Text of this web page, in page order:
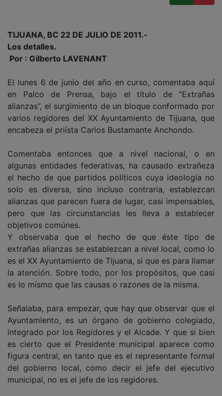
TIJUANA, BC 22 DE JULIO DE 2011.-
Los detalles.
Por : Gilberto LAVENANT
El lunes 6 de junio del año en curso, comentaba aquí
en Palco de Prensa, bajo el título de “Extrañas
alianzas”, el surgimiento de un bloque conformado por
varios regidores del XX Ayuntamiento de Tijuana, que
encabeza el priísta Carlos Bustamante Anchondo.
Comentaba entonces que a nivel nacional, o en
algunas entidades federativas, ha causado extrañeza
el hecho de que partidos políticos cuya ideología no
solo es diversa, sino incluso contraria, establezcan
alianzas que parecen fuera de lugar, casi impensables,
pero que las circunstancias les lleva a establecer
objetivos comúnes.
Y observaba que el hecho de que éste tipo de
extrañas alianzas se establezcan a nivel local, como lo
es el XX Ayuntamiento de Tijuana, sí que es para llamar
la atención. Sobre todo, por los propósitos, que casi
es lo mismo que las causas o razones de la misma.
Señalaba, para empezar, que hay que observar que el
Ayuntamiento, es un órgano de gobierno colegiado,
integrado por los Regidores y el Alcade. Y que si bien
es cierto que el Presidente municipal aparece como
figura central, en tanto que es el representante formal
del gobierno local, como decir el jefe del ejecutivo
municipal, no es el jefe de los regidores.